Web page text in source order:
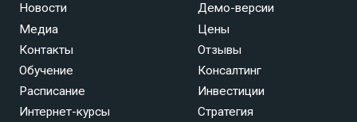
Новости
Медиа
Контакты
Демо-версии
Цены
Отзывы
Обучение
Расписание
Интернет-курсы
Консалтинг
Инвестиции
Стратегия